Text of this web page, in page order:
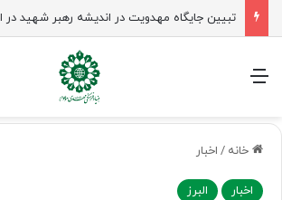
منو
خانه / اخبار
اخبار البرز